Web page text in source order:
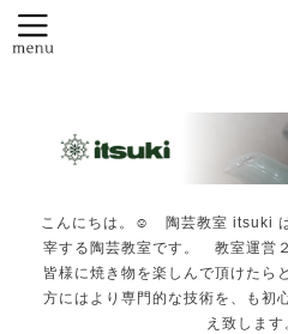
こんにちは。☺️ 陶芸教室 itsuki
宰する陶芸教室です。 教室運営
皆様に焼き物を楽しんで頂けた
方にはより専門的な技術を、も初
え致しま